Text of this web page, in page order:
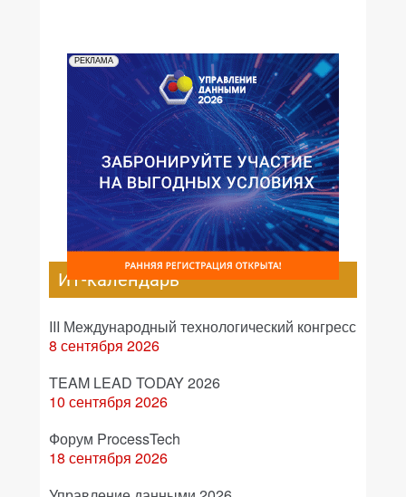
РЕКЛАМА
ИТ-календарь
III Международный технологический конгресс
8 сентября 2026
TEAM LEAD TODAY 2026
10 сентября 2026
Форум ProcessTech
18 сентября 2026